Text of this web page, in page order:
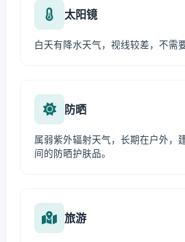
太阳镜
白天有降水天气，视线较差，不需
防晒
属弱紫外辐射天气，长期在户外，
间的防晒护肤品。
旅游